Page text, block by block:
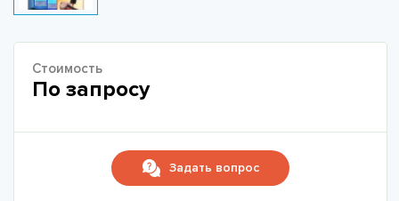
Стоимость
По запросу
Задать вопрос